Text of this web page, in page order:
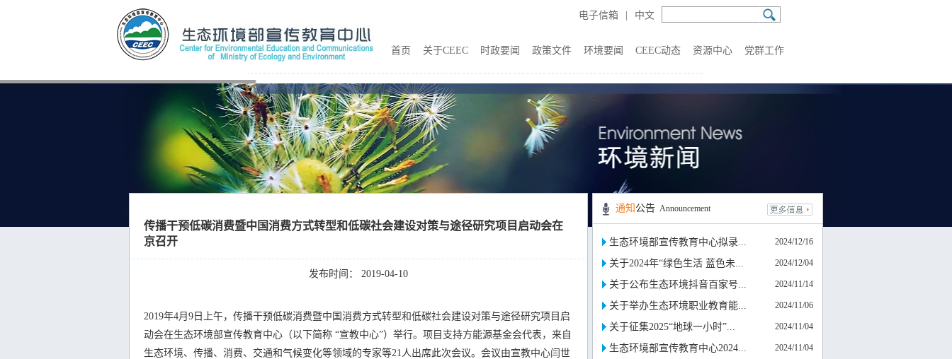
电子信箱 中文
首页 关于CEEC 时政要闻 政策文件 环境要闻 CEEC动态 资源中心 党群工作
传播干预低碳消费暨中国消费方式转型和低碳社会建设对策与途径研究项目启动会在
京召开
发布时间： 2019-04-10
2019年4月9日上午，传播干预低碳消费暨中国消费方式转型和低碳社会建设对策与途径研究项目启
动会在生态环境部宣传教育中心（以下简称 “宣教中心”）举行。项目支持方能源基金会代表，来自
生态环境、传播、消费、交通和气候变化等领域的专家等21人出席此次会议。会议由宣教中心闫世
通知 公告 Announcement
2024/12/16
生态环境部宣传教育中心拟录...
2024/12/04
关于2024年“绿色生活 蓝色未...
2024/11/14
关于公布生态环境抖音百家号...
2024/11/06
关于举办生态环境职业教育能...
2024/11/04
关于征集2025“地球一小时”...
2024/11/04
生态环境部宣传教育中心2024...